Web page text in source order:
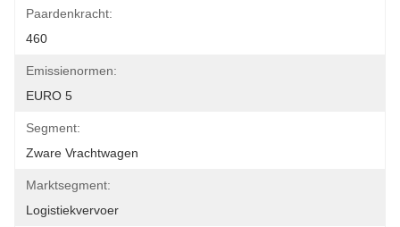
Paardenkracht:
460
Emissienormen:
EURO 5
Segment:
Zware Vrachtwagen
Marktsegment:
Logistiekvervoer